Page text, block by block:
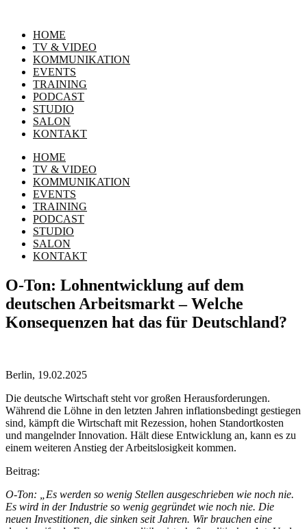
HOME
TV & VIDEO
KOMMUNIKATION
EVENTS
TRAINING
PODCAST
STUDIO
SALON
KONTAKT
HOME
TV & VIDEO
KOMMUNIKATION
EVENTS
TRAINING
PODCAST
STUDIO
SALON
KONTAKT
O-Ton: Lohnentwicklung auf dem
deutschen Arbeitsmarkt – Welche
Konsequenzen hat das für Deutschland?
Berlin, 19.02.2025
Die deutsche Wirtschaft steht vor großen Herausforderungen.
Während die Löhne in den letzten Jahren inflationsbedingt gestiegen
sind, kämpft die Wirtschaft mit Rezession, hohen Standortkosten
und mangelnder Innovation. Hält diese Entwicklung an, kann es zu
einem weiteren Anstieg der Arbeitslosigkeit kommen.
Beitrag:
O-Ton: „Es werden so wenig Stellen ausgeschrieben wie noch nie.
Es wird in der Industrie so wenig gegründet wie noch nie. Die
neuen Investitionen, die sinken seit Jahren. Wir brauchen eine